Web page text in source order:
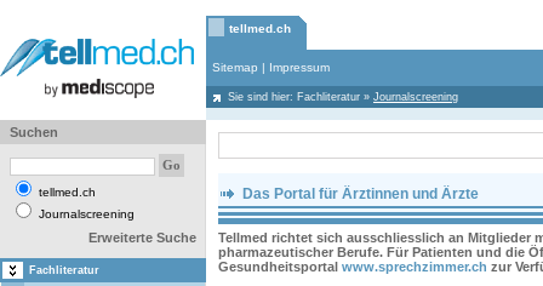
tellmed.ch
Sitemap | Impressum
Sie sind hier: Fachliteratur » Journalscreening
Suchen
tellmed.ch
Journalscreening
Erweiterte Suche
Fachliteratur
Das Portal für Ärztinnen und Ärzte
Tellmed richtet sich ausschliesslich an Mitglieder
pharmazeutischer Berufe. Für Patienten und die
Gesundheitsportal www.sprechzimmer.ch zur